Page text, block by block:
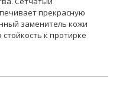
прекрасную
заменитель кожи
к протирке